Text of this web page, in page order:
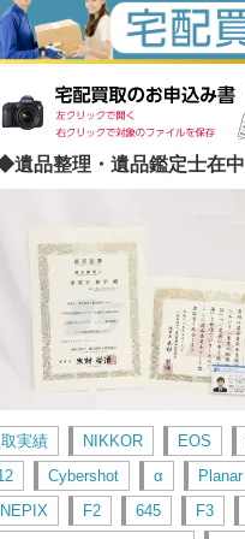
遺品整理・遺品鑑定士在中
実績 NIKKOR EOS
Cybershot α Planar
F2 645 F3